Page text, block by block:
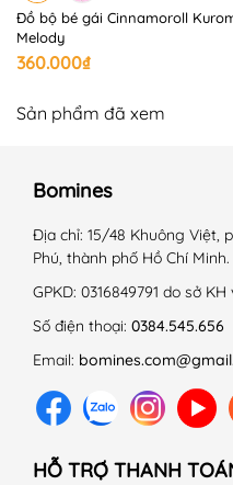
#Bomines #vaytreem
#quanaotreem
#vaycottonKitty
Đồ bộ bé gái Cinnamoroll
Melody
360.000₫
Sản phẩm đã xem
Bomines
Địa chỉ: 15/48 Khuông Việt,
Phú, thành phố Hồ Chí Minh.
GPKD: 0316849791 do sở
Số điện thoại: 0384.545.656
Email:
HỖ TRỢ THANH